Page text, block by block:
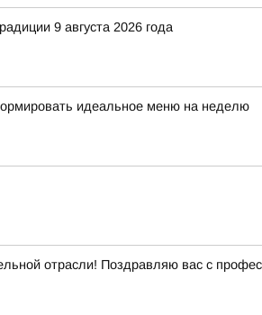
9 августа 2026 года
идеальное меню на неделю
отрасли! Поздравляю вас с